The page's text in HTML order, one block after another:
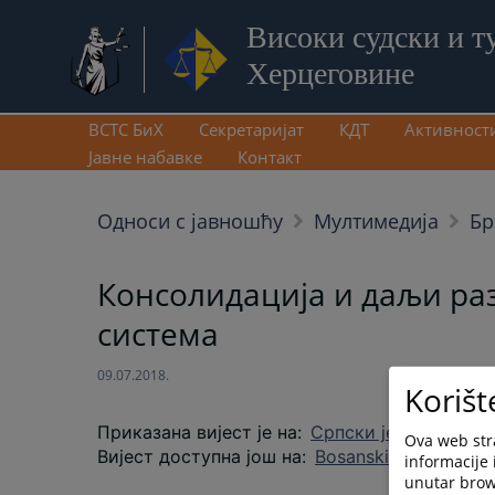
Високи судски и
Херцеговине
ВСТС БиХ Секретаријат КДТ
Јавне набавке
Контакт
Односи с јавношћу Мултимедија
Консолидација и даљи
система
09.07.2018.
Приказана вијест је на: Српски језик
Вијест доступна још на: Bosanski jezik
Ova web
informacije
unutar